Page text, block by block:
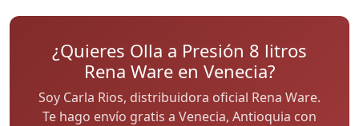
¿Quieres Olla a Presión 8 litros
Rena Ware en Venecia?
Soy Carla Rios, distribuidora oficial Rena Ware.
Te hago envío gratis a Venecia, Antioquia con